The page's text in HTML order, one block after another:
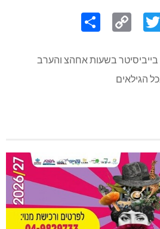
Link
בייביסיטר בשעות אחהצ והערב
הגילאים